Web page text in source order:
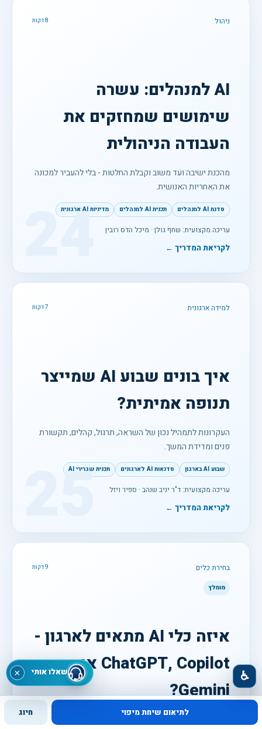
ניהול 8 דקות
AI למנהלים: עשרה
שימושים שמחזקים את
העבודה הניהולית
מהכנת ישיבה ועד משוב וקבלת החלטות - בלי להעביר למכונה
את האחריות האנושית.
סדנת AI למנהלים תכנית AI למנהלים מדיניות AI ארגונית
עריכה מקצועית: שחף גולן · מיכל הדס רובין
לקריאת המדריך ← 24
למידה ארגונית 7 דקות
איך בונים שבוע AI שמייצר
תנופה אמיתית?
העקרונות לתמהיל נכון של השראה, תרגול, קהלים, תקשורת
פנים ומדידת המשך.
שבוע AI בארגון סדנאות AI לארגונים תכנית שגרירי AI
עריכה מקצועית: ד"ר יניב שנהב · ספיר ויזל
לקריאת המדריך ← 25
בחירת כלים 9 דקות
מומלץ
איזה כלי AI מתאים לארגון -
ChatGPT, Copilot או
Gemini?
השוואה מעשית לפי סביבת עבודה, משימות, מידע, הרשאות
לתיאום שיחת מיפוי חיוג
שאלו אותי × ♿